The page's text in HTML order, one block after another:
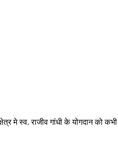
मे स्व. राजीव गांधी के योगदान को